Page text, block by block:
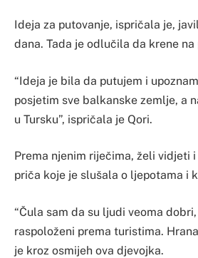
Ideja za putovanje, ispričala je,
dana. Tada je odlučila da krene na
“Ideja je bila da putujem i
posjetim sve balkanske zemlje, a
u Tursku”, ispričala je Qori.
Prema njenim riječima, želi vidjeti
priča koje je slušala o ljepotama i
“Čula sam da su ljudi veoma
raspoloženi prema turistima.
je kroz osmijeh ova djevojka.